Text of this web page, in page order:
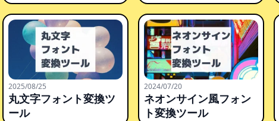
2025/08/25
丸文字フォント変換ツ
ール
2024/07/20
ネオンサイン風フォン
ト変換ツール